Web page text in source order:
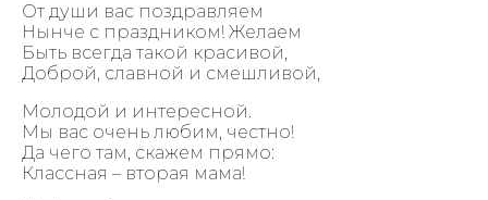
От души вас поздравляем
Нынче с праздником! Желаем
Быть всегда такой красивой,
Доброй, славной и смешливой,
Молодой и интересной.
Мы вас очень любим, честно!
Да чего там, скажем прямо:
Классная – вторая мама!